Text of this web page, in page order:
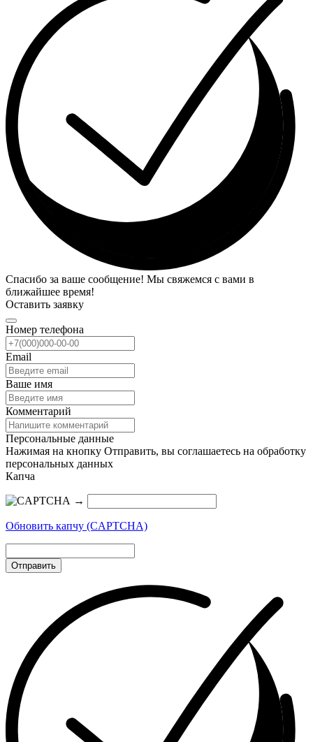
Спасибо за ваше сообщение! Мы свяжемся с вами в
ближайшее время!
Оставить заявку
Номер телефона
Email
Ваше имя
Комментарий
Персональные данные
Нажимая на кнопку Отправить, вы соглашаетесь на обработку
персональных данных
Капча
→
Обновить капчу (CAPTCHA)
Отправить